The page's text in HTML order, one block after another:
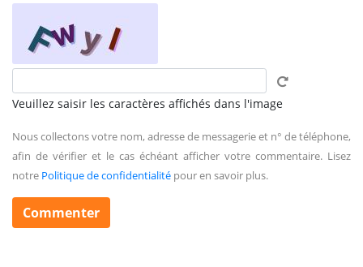
Veuillez saisir les caractères affichés dans l'image
Nous collectons votre nom, adresse de messagerie et n° de téléphone,
afin de vérifier et le cas échéant afficher votre commentaire. Lisez
notre Politique de confidentialité pour en savoir plus.